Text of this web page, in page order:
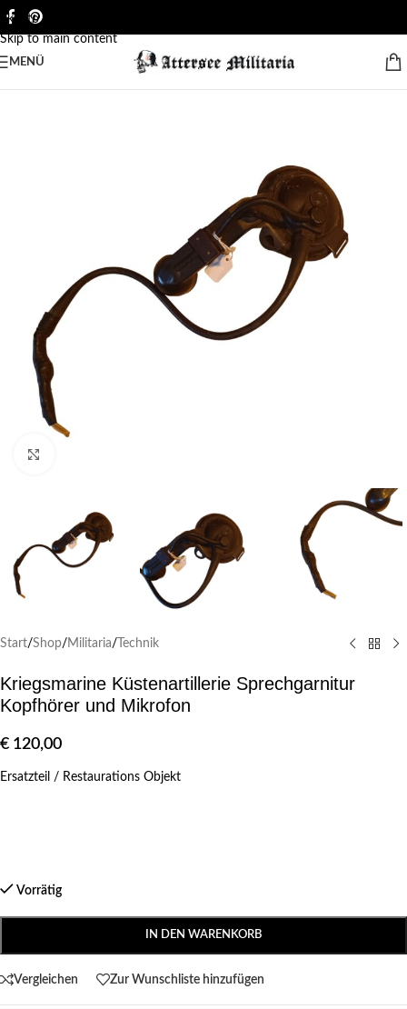
Skip to navigation
Skip to main content
MENÜ
Start/Shop/ Militaria/ Technik
Kriegsmarine Küstenartillerie Sprechgarnitur
Kopfhörer und Mikrofon
€ 120,00
Ersatzteil / Restaurations Objekt
Vorrätig
IN DEN WARENKORB
Vergleichen Zur Wunschliste hinzufügen